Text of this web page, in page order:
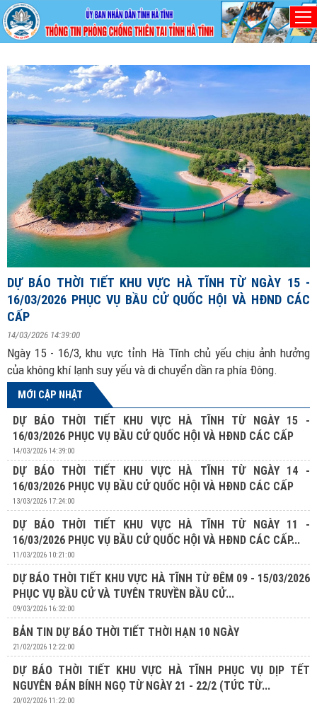
Thứ Năm, 6/8/2026
DỰ BÁO THỜI TIẾT KHU VỰC HÀ TĨNH TỪ NGÀY 15 -
16/03/2026 PHỤC VỤ BẦU CỬ QUỐC HỘI VÀ HĐND CÁC
CẤP
14/03/2026 14:39:00
Ngày 15 - 16/3, khu vực tỉnh Hà Tĩnh chủ yếu chịu ảnh hưởng
của không khí lạnh suy yếu và di chuyển dần ra phía Đông.
MỚI CẬP NHẬT
DỰ BÁO THỜI TIẾT KHU VỰC HÀ TĨNH TỪ NGÀY 15 -
16/03/2026 PHỤC VỤ BẦU CỬ QUỐC HỘI VÀ HĐND CÁC CẤP
14/03/2026 14:39:00
DỰ BÁO THỜI TIẾT KHU VỰC HÀ TĨNH TỪ NGÀY 14 -
16/03/2026 PHỤC VỤ BẦU CỬ QUỐC HỘI VÀ HĐND CÁC CẤP
13/03/2026 17:24:00
DỰ BÁO THỜI TIẾT KHU VỰC HÀ TĨNH TỪ NGÀY 11 -
16/03/2026 PHỤC VỤ BẦU CỬ QUỐC HỘI VÀ HĐND CÁC CẤP...
11/03/2026 10:21:00
DỰ BÁO THỜI TIẾT KHU VỰC HÀ TĨNH TỪ ĐÊM 09 - 15/03/2026
PHỤC VỤ BẦU CỬ VÀ TUYÊN TRUYỀN BẦU CỬ...
09/03/2026 16:32:00
BẢN TIN DỰ BÁO THỜI TIẾT THỜI HẠN 10 NGÀY
21/02/2026 12:22:00
DỰ BÁO THỜI TIẾT KHU VỰC HÀ TĨNH PHỤC VỤ DỊP TẾT
NGUYÊN ĐÁN BÍNH NGỌ TỪ NGÀY 21 - 22/2 (TỨC TỪ...
20/02/2026 11:22:00